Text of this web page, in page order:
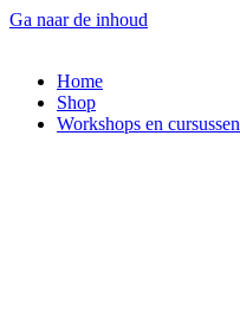
Ga naar de inhoud
Home
Shop
Workshops en cursussen